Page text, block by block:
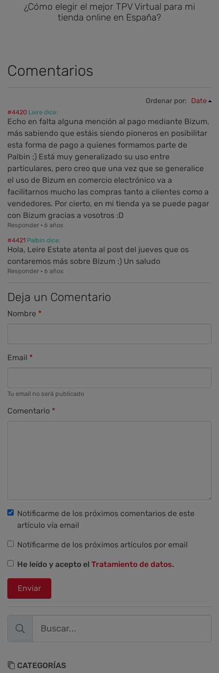
¿Cómo elegir el mejor TPV Virtual para mi
tienda online en España?
Comentarios
Ordenar por: Date
#4420 Leire dice:
Echo en falta alguna mención al pago mediante Bizum,
más sabiendo que estáis siendo pioneros en posibilitar
esta forma de pago a quienes formamos parte de
Palbin ;) Está muy generalizado su uso entre
particulares, pero creo que una vez que se generalice
el uso de Bizum en comercio electrónico va a
facilitarnos mucho las compras tanto a clientes como a
vendedores. Por cierto, en mi tienda ya se puede pagar
con Bizum gracias a vosotros :D
Responder · 6 años
#4421 Palbin dice:
Hola, Leire Estate atenta al post del jueves que os
contaremos más sobre Bizum :) Un saludo
Responder · 6 años
Deja un Comentario
Nombre
Email
Tu email no será publicado
Comentario
Notificarme de los próximos comentarios de este
artículo vía email
Notificarme de los próximos artículos por email
He leído y acepto el Tratamiento de datos.
Enviar
CATEGORÍAS